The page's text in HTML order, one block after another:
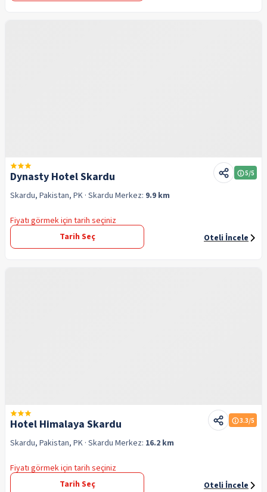
Dynasty Hotel Skardu 5/5
Skardu, Pakistan, PK · Skardu Merkez: 9.9 km
Fiyatı görmek için tarih seçiniz
Tarih Seç
Oteli İncele
Hotel Himalaya Skardu 3.3/5
Skardu, Pakistan, PK · Skardu Merkez: 16.2 km
Fiyatı görmek için tarih seçiniz
Tarih Seç
Oteli İncele